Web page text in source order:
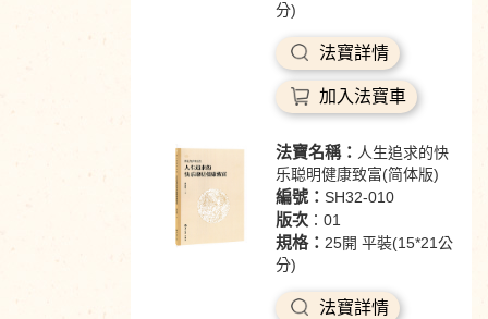
分)
法寶詳情
加入法寶車
法寶名稱： 人生追求的快
乐聪明健康致富(简体版)
編號： SH32-010
版次：01
規格： 25開 平裝(15*21公
分)
法寶詳情